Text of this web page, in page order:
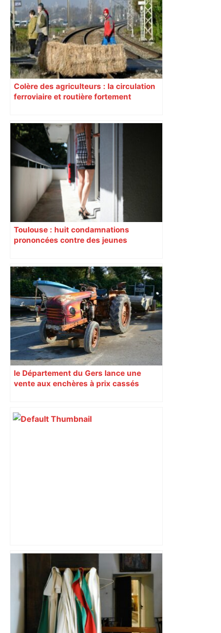
Colère des agriculteurs : la circulation
ferroviaire et routière fortement
Toulouse : huit condamnations
prononcées contre des jeunes
le Département du Gers lance une
vente aux enchères à prix cassés
Toulouse. Un incendie se déclare dans
un bâtiment désaffecté : une
cinquantaine de migrants évacuée –